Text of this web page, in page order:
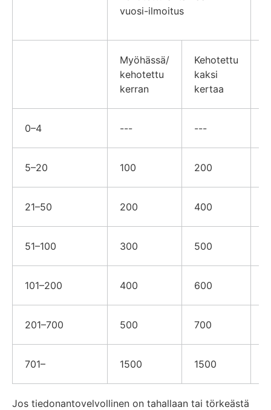
vuosi-ilmoitus
Myöhässä/
kehotettu
kerran
Kehotettu
kaksi
kertaa
0–4 --- ---
5–20 100 200
21–50 200 400
51–100 300 500
101–200 400 600
201–700 500 700
701– 1500 1500
Jos tiedonantovelvollinen on tahallaan tai törkeästä